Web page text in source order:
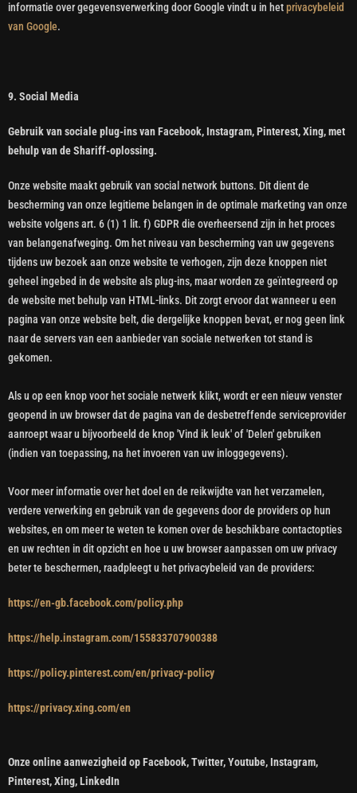
informatie over gegevensverwerking door Google vindt u in hetprivacybeleid
van Google.
9. Social Media
Gebruik van sociale plug-ins van Facebook, Instagram, Pinterest, Xing, met
behulp van de Shariff-oplossing.
Onze website maakt gebruik van social network buttons. Dit dient de
bescherming van onze legitieme belangen in de optimale marketing van onze
website volgens art. 6 (1) 1 lit. f) GDPR die overheersend zijn in het proces
van belangenafweging. Om het niveau van bescherming van uw gegevens
tijdens uw bezoek aan onze website te verhogen, zijn deze knoppen niet
geheel ingebed in de website als plug-ins, maar worden ze geïntegreerd op
de website met behulp van HTML-links. Dit zorgt ervoor dat wanneer u een
pagina van onze website belt, die dergelijke knoppen bevat, er nog geen link
naar de servers van een aanbieder van sociale netwerken tot stand is
gekomen.
Als u op een knop voor het sociale netwerk klikt, wordt er een nieuw venster
geopend in uw browser dat de pagina van de desbetreffende serviceprovider
aanroept waar u bijvoorbeeld de knop 'Vind ik leuk' of 'Delen' gebruiken
(indien van toepassing, na het invoeren van uw inloggegevens).
Voor meer informatie over het doel en de reikwijdte van het verzamelen,
verdere verwerking en gebruik van de gegevens door de providers op hun
websites, en om meer te weten te komen over de beschikbare contactopties
en uw rechten in dit opzicht en hoe u uw browser aanpassen om uw privacy
beter te beschermen, raadpleegt u het privacybeleid van de providers:
https://en-gb.facebook.com/policy.php
https://help.instagram.com/155833707900388
https://policy.pinterest.com/en/privacy-policy
https://privacy.xing.com/en
Onze online aanwezigheid op Facebook, Twitter, Youtube, Instagram,
Pinterest, Xing, LinkedIn